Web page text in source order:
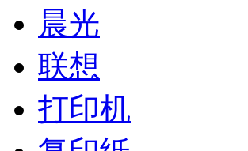
晨光
联想
打印机